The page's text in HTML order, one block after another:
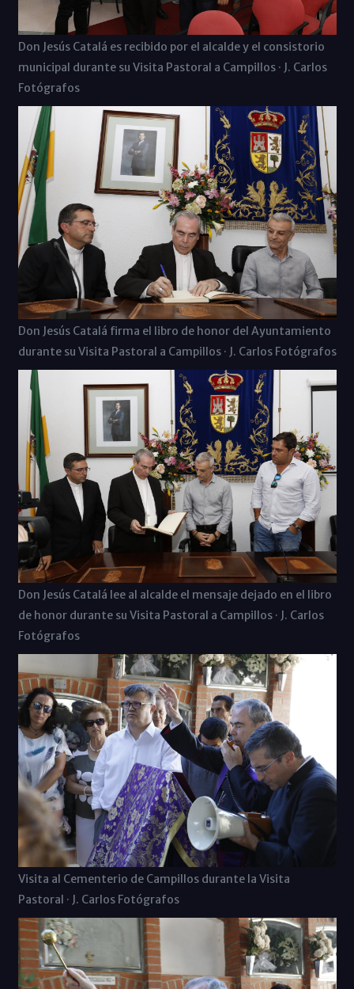
Don Jesús Catalá es recibido por el alcalde y el consistorio
municipal durante su Visita Pastoral a Campillos · J. Carlos
Fotógrafos
Don Jesús Catalá firma el libro de honor del Ayuntamiento
durante su Visita Pastoral a Campillos · J. Carlos Fotógrafos
Don Jesús Catalá lee al alcalde el mensaje dejado en el libro
de honor durante su Visita Pastoral a Campillos · J. Carlos
Fotógrafos
Visita al Cementerio de Campillos durante la Visita
Pastoral · J. Carlos Fotógrafos